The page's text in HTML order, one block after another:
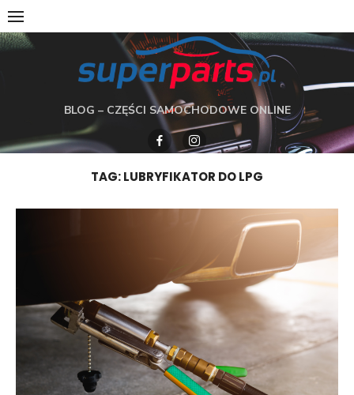
Skip
to
BLOG – CZĘŚCI SAMOCHODOWE ONLINE
TAG:LUBRYFIKATOR DO LPG